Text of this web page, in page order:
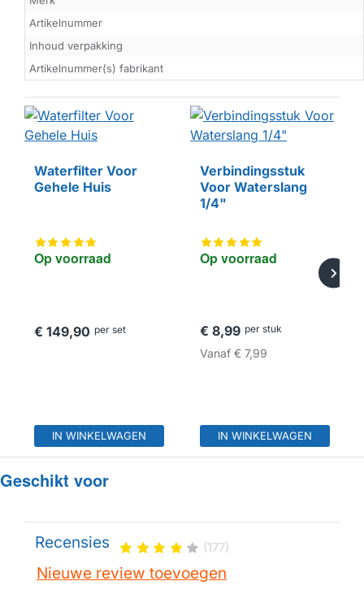
Artikelnummer
Inhoud verpakking
Artikelnummer(s) fabrikant
HUISMERK
Op voorraad
Waterfilter Voor
Gehele Huis
€ 149,90 per set
IN WINKELWAGEN
HUISMERK
Op voorraad
Verbindingsstuk
Voor Waterslang
1/4"
€ 8,99 per stuk
Vanaf€ 7,99
IN WINKELWAGEN
Geschikt voor
Recensies (177)
Nieuwe review toevoegen